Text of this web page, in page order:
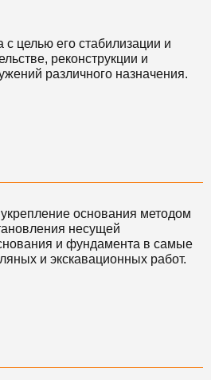
с целью его стабилизации и
реконструкции и
различного назначения.
основания методом
несущей
и фундамента в самые
и экскавационных работ.